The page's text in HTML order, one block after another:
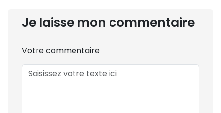
Je laisse mon commentaire
Votre commentaire